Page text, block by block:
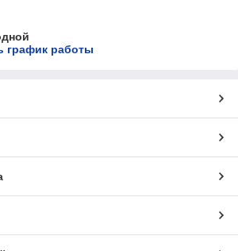
КГ-ТП:
жилы — высокая
и оболочка — устойчива к
при монтаже и
условиях
график работы